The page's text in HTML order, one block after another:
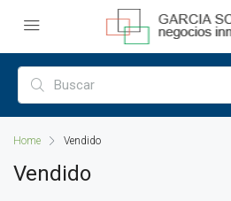
Home Vendido
Vendido